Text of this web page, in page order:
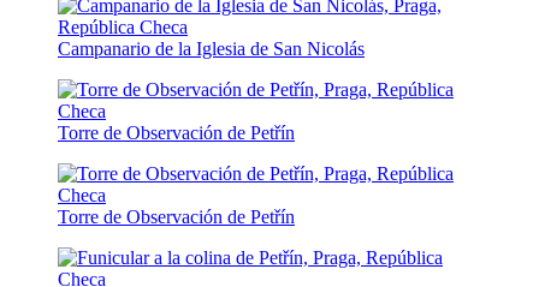
Campanario de la Iglesia de San Nicolás
Torre de Observación de Petřín
Torre de Observación de Petřín